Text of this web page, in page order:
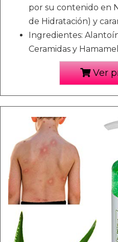
por su contenido en
de Hidratación) y
Ingredientes:
Ceramidas y
Ver